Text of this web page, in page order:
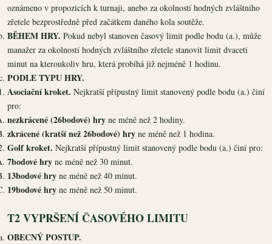
oznámeno v propozicích k turnaji, anebo za okolností hodných zvláštního
zřetele bezprostředně před začátkem daného kola soutěže.
BĚHEM HRY. Pokud nebyl stanoven časový limit podle bodu (a.), může
manažer za okolností hodných zvláštního zřetele stanovit limit dvaceti
minut na kteroukoliv hru, která probíhá již nejméně 1 hodinu.
PODLE TYPU HRY.
Asociační kroket. Nejkratší přípustný limit stanovený podle bodu (a.) činí
pro:
nezkrácené (26bodové) hry ne méně než 2 hodiny.
zkrácené (kratší než 26bodové) hry ne méně než 1 hodina.
Golf kroket. Nejkratší přípustný limit stanovený podle bodu (a.) činí pro:
7bodové hry ne méně než 30 minut.
13bodové hry ne méně než 40 minut.
19bodové hry ne méně než 50 minut.
T2 VYPRŠENÍ ČASOVÉHO LIMITU
OBECNÝ POSTUP.